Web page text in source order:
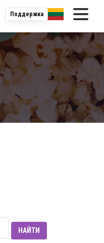
Поддержка
НАЙТИ